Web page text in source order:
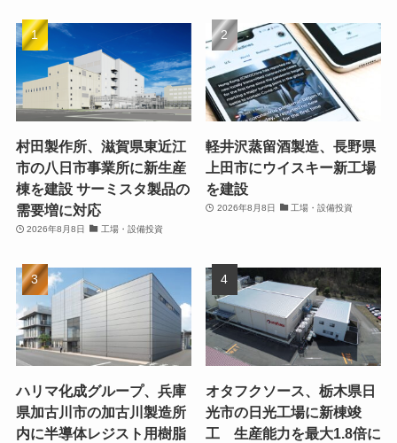
村田製作所、滋賀県東近江
市の八日市事業所に新生産
棟を建設 サーミスタ製品の
需要増に対応
2026年8月8日 工場・設備投資
軽井沢蒸留酒製造、長野県
上田市にウイスキー新工場
を建設
2026年8月8日 工場・設備投資
ハリマ化成グループ、兵庫
県加古川市の加古川製造所
内に半導体レジスト用樹脂
オタフクソース、栃木県日
光市の日光工場に新棟竣
工 生産能力を最大1.8倍に